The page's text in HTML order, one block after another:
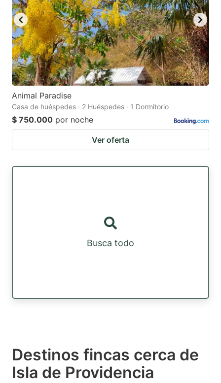
Animal Paradise
Casa de huéspedes · 2 Huéspedes · 1 Dormitorio
$ 750.000 por noche
Ver oferta
Busca todo
Destinos fincas cerca de
Isla de Providencia